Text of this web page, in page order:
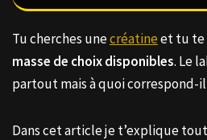
Tu cherches unecréatineet tu te
masse de choix disponibles. Le
partout mais à quoi correspond-
Dans cet article je t’explique